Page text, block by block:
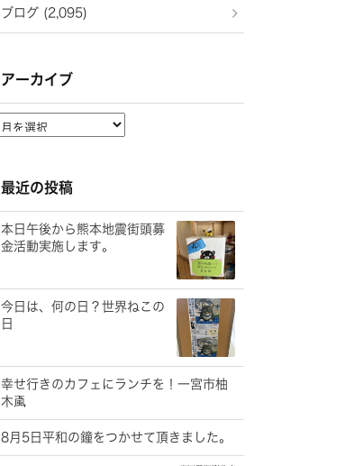
ブログ (2,095)
アーカイブ
ア
ー
ブ
最近の投稿
本日午後から熊本地震街頭募
金活動実施します。
今日は、何の日？世界ねこの
日
幸せ行きのカフェにランチを！一宮市柚
木颪
8月5日平和の鐘をつかせて頂きました。